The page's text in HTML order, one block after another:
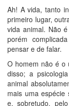
Ah! A vida, tanto
primeiro lugar,
vida animal. Não
porém
pensar e de falar.
O homem não é o
disso; a
animal
mais uma
e, sobretudo,